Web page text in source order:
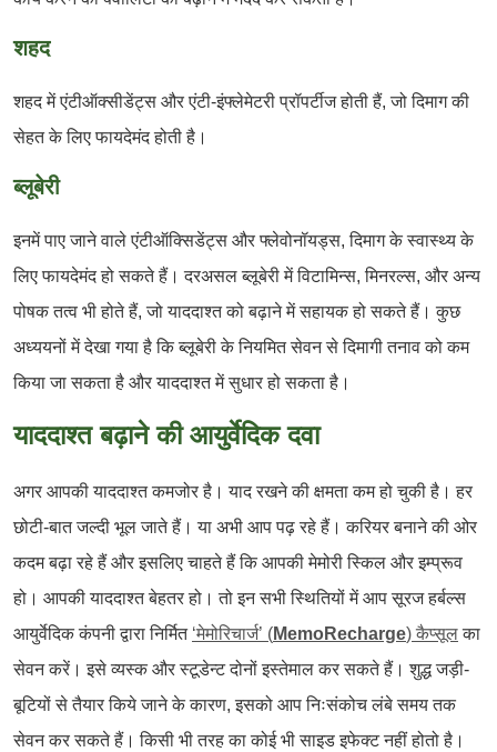
शहद
शहद में एंटीऑक्सीडेंट्स और एंटी-इंफ्लेमेटरी प्रॉपर्टीज होती हैं, जो दिमाग की
सेहत के लिए फायदेमंद होती है।
ब्लूबेरी
इनमें पाए जाने वाले एंटीऑक्सिडेंट्स और फ्लेवोनॉयड्स, दिमाग के स्वास्थ्य के
लिए फायदेमंद हो सकते हैं। दरअसल ब्लूबेरी में विटामिन्स, मिनरल्स, और अन्य
पोषक तत्व भी होते हैं, जो याददाश्त को बढ़ाने में सहायक हो सकते हैं। कुछ
अध्ययनों में देखा गया है कि ब्लूबेरी के नियमित सेवन से दिमागी तनाव को कम
किया जा सकता है और याददाश्त में सुधार हो सकता है।
याददाश्त बढ़ाने की आयुर्वेदिक दवा
अगर आपकी याददाश्त कमजोर है। याद रखने की क्षमता कम हो चुकी है। हर
छोटी-बात जल्दी भूल जाते हैं। या अभी आप पढ़ रहे हैं। करियर बनाने की ओर
कदम बढ़ा रहे हैं और इसलिए चाहते हैं कि आपकी मेमोरी स्किल और इम्प्रूव
हो। आपकी याददाश्त बेहतर हो। तो इन सभी स्थितियों में आप सूरज हर्बल्स
आयुर्वेदिक कंपनी द्वारा निर्मित ‘मेमोरिचार्ज’ (MemoRecharge) कैप्सूलका
सेवन करें। इसे व्यस्क और स्टूडेन्ट दोनों इस्तेमाल कर सकते हैं। शुद्ध जड़ी-
बूटियों से तैयार किये जाने के कारण, इसको आप निःसंकोच लंबे समय तक
सेवन कर सकते हैं। किसी भी तरह का कोई भी साइड इफेक्ट नहीं होतो है।